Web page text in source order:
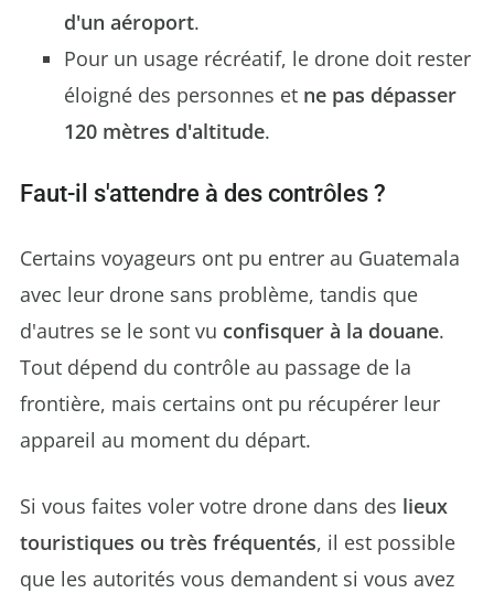
d'un aéroport.
Pour un usage récréatif, le drone doit rester
éloigné des personnes et ne pas dépasser
120 mètres d'altitude.
Faut-il s'attendre à des contrôles ?
Certains voyageurs ont pu entrer au Guatemala
avec leur drone sans problème, tandis que
d'autres se le sont vu confisquer à la douane.
Tout dépend du contrôle au passage de la
frontière, mais certains ont pu récupérer leur
appareil au moment du départ.
Si vous faites voler votre drone dans des lieux
touristiques ou très fréquentés, il est possible
que les autorités vous demandent si vous avez